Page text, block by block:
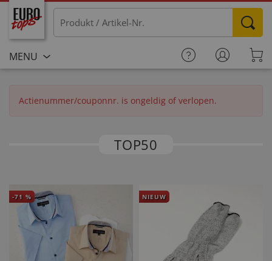
MENU
Actienummer/couponnr. is ongeldig of verlopen.
TOP50
-71 % NIEUW